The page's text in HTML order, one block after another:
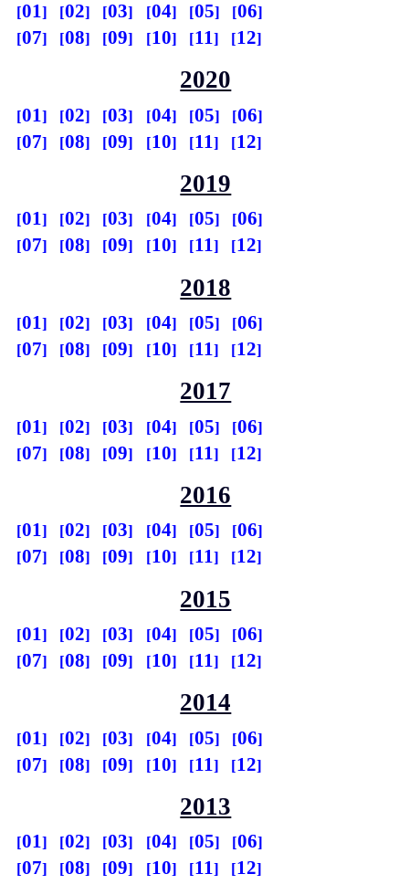
01 02 03 04 05
06
07
08 09 10 11 12
2020
01 02 03 04 05
06
07
08 09 10 11 12
2019
01 02 03 04 05
06
07
08 09 10 11 12
2018
01 02 03 04 05
06
07
08 09 10 11 12
2017
01 02 03 04 05
06
07
08 09 10 11 12
2016
01 02 03 04 05
06
07
08 09 10 11 12
2015
01 02 03 04 05
06
07
08 09 10 11 12
2014
01 02 03 04 05
06
07
08 09 10 11 12
2013
01 02 03 04 05
06
07
08 09 10 11 12